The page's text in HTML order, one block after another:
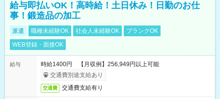
給与即払いOK！高時給！土日休み！日勤のお仕
事！鍛造品の加工
派遣 職種未経験OK 社会人未経験OK
ブランクOK
WEB登録・面接OK
給与
時給1400円 【月収例】256,949円以上可能
交通費別途支給あり
交通費 交通費支給有り